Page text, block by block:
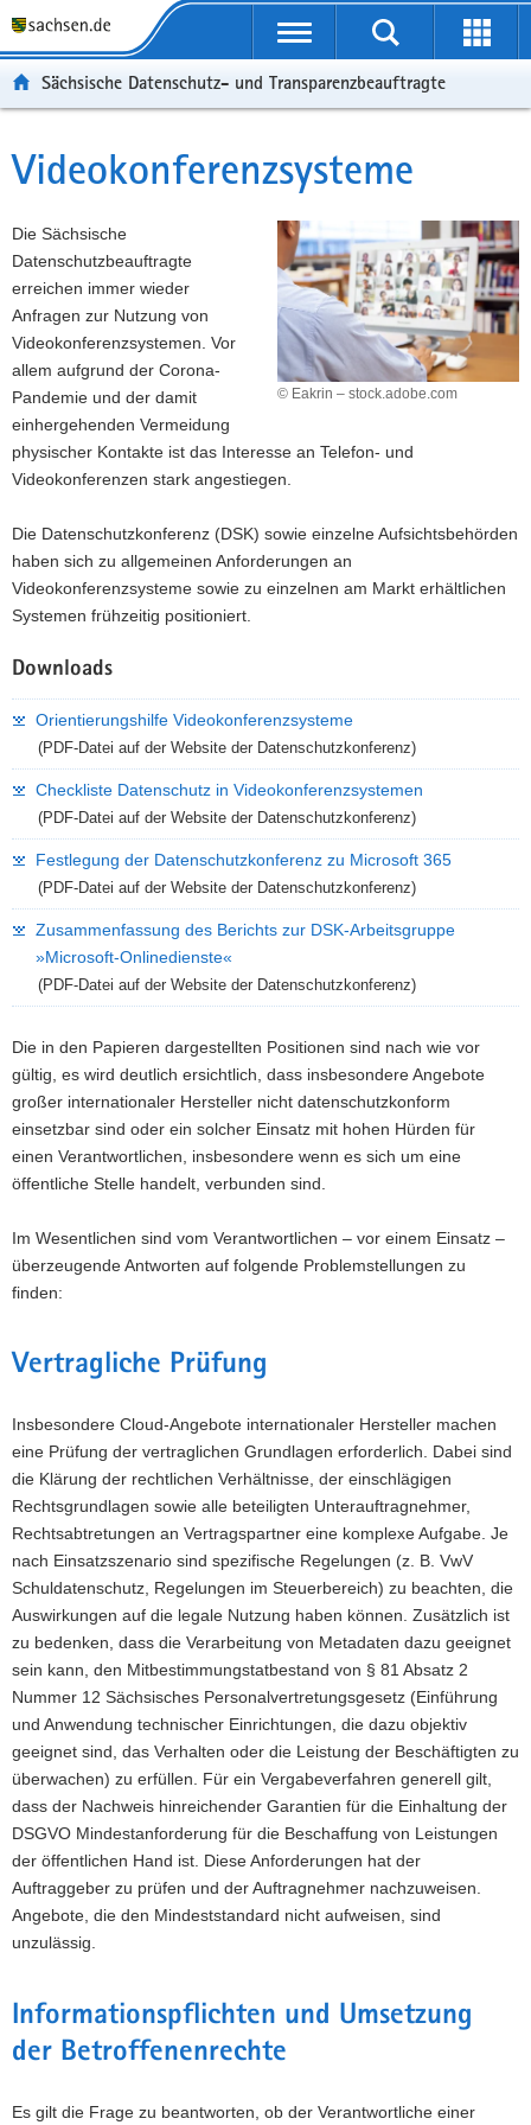
t
ü
e
r
g
r
e
i
f
e
n
d
N
a
v
i
a
i
n
t
n
v
i
g
a
t
i
o
n
p
n
a
l
t
t
-
e
r
e
i
c
h
Sächsische Datenschutz- und Transparenzbeauftragte
Hauptinhalt
Videokonferenzsysteme
© Eakrin – stock.adobe.com
Die Sächsische
Datenschutzbeauftragte
erreichen immer wieder
Anfragen zur Nutzung von
Videokonferenzsystemen. Vor
allem aufgrund der Corona-
Pandemie und der damit
einhergehenden Vermeidung
physischer Kontakte ist das Interesse an Telefon- und
Videokonferenzen stark angestiegen.
Die Datenschutzkonferenz (DSK) sowie einzelne Aufsichtsbehörden
haben sich zu allgemeinen Anforderungen an
Videokonferenzsysteme sowie zu einzelnen am Markt erhältlichen
Systemen frühzeitig positioniert.
Downloads
Orientierungshilfe Videokonferenzsysteme
(PDF-Datei auf der Website der Datenschutzkonferenz)
Checkliste Datenschutz in Videokonferenzsystemen
(PDF-Datei auf der Website der Datenschutzkonferenz)
Festlegung der Datenschutzkonferenz zu Microsoft 365
(PDF-Datei auf der Website der Datenschutzkonferenz)
Zusammenfassung des Berichts zur DSK-Arbeitsgruppe
»Microsoft-Onlinedienste«
(PDF-Datei auf der Website der Datenschutzkonferenz)
Die in den Papieren dargestellten Positionen sind nach wie vor
gültig, es wird deutlich ersichtlich, dass insbesondere Angebote
großer internationaler Hersteller nicht datenschutzkonform
einsetzbar sind oder ein solcher Einsatz mit hohen Hürden für
einen Verantwortlichen, insbesondere wenn es sich um eine
öffentliche Stelle handelt, verbunden sind.
Im Wesentlichen sind vom Verantwortlichen – vor einem Einsatz –
überzeugende Antworten auf folgende Problemstellungen zu
finden:
Vertragliche Prüfung
Insbesondere Cloud-Angebote internationaler Hersteller machen
eine Prüfung der vertraglichen Grundlagen erforderlich. Dabei sind
die Klärung der rechtlichen Verhältnisse, der einschlägigen
Rechtsgrundlagen sowie alle beteiligten Unterauftragnehmer,
Rechtsabtretungen an Vertragspartner eine komplexe Aufgabe. Je
nach Einsatzszenario sind spezifische Regelungen (z. B. VwV
Schuldatenschutz, Regelungen im Steuerbereich) zu beachten, die
Auswirkungen auf die legale Nutzung haben können. Zusätzlich ist
zu bedenken, dass die Verarbeitung von Metadaten dazu geeignet
sein kann, den Mitbestimmungstatbestand von § 81 Absatz 2
Nummer 12 Sächsisches Personalvertretungsgesetz (Einführung
und Anwendung technischer Einrichtungen, die dazu objektiv
geeignet sind, das Verhalten oder die Leistung der Beschäftigten zu
überwachen) zu erfüllen. Für ein Vergabeverfahren generell gilt,
dass der Nachweis hinreichender Garantien für die Einhaltung der
DSGVO Mindestanforderung für die Beschaffung von Leistungen
der öffentlichen Hand ist. Diese Anforderungen hat der
Auftraggeber zu prüfen und der Auftragnehmer nachzuweisen.
Angebote, die den Mindeststandard nicht aufweisen, sind
unzulässig.
Informationspflichten und Umsetzung
der Betroffenenrechte
Es gilt die Frage zu beantworten, ob der Verantwortliche einer